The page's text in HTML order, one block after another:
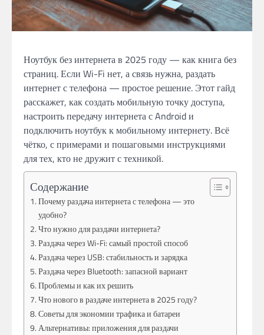
Ноутбук без интернета в 2025 году — как книга без
страниц. Если Wi-Fi нет, а связь нужна, раздать
интернет с телефона — простое решение. Этот гайд
расскажет, как создать мобильную точку доступа,
настроить передачу интернета с Android и
подключить ноутбук к мобильному интернету. Всё
чётко, с примерами и пошаговыми инструкциями
для тех, кто не дружит с техникой.
Содержание
Почему раздача интернета с телефона — это
удобно?
Что нужно для раздачи интернета?
Раздача через Wi-Fi: самый простой способ
Раздача через USB: стабильность и зарядка
Раздача через Bluetooth: запасной вариант
Проблемы и как их решить
Что нового в раздаче интернета в 2025 году?
Советы для экономии трафика и батареи
Альтернативы: приложения для раздачи